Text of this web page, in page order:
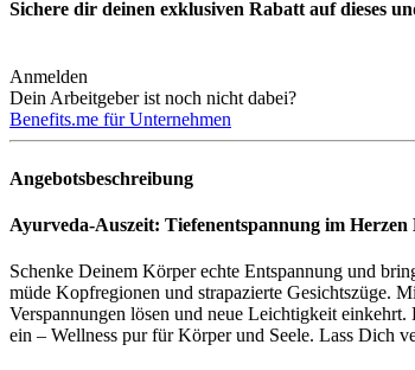
Sichere dir deinen exklusiven Rabatt auf dieses
Anmelden
Dein Arbeitgeber ist noch nicht dabei?
Benefits.me für Unternehmen
Angebotsbeschreibung
Ayurveda-Auszeit: Tiefenentspannung im Herzen
Schenke Deinem Körper echte Entspannung und
müde Kopfregionen und strapazierte Gesichtszüge.
Verspannungen lösen und neue Leichtigkeit
ein – Wellness pur für Körper und Seele. Lass Dich